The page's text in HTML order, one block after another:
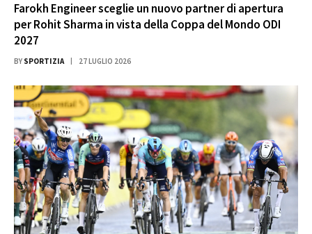
Farokh Engineer sceglie un nuovo partner di apertura
per Rohit Sharma in vista della Coppa del Mondo ODI
2027
BY SPORTIZIA 27 LUGLIO 2026